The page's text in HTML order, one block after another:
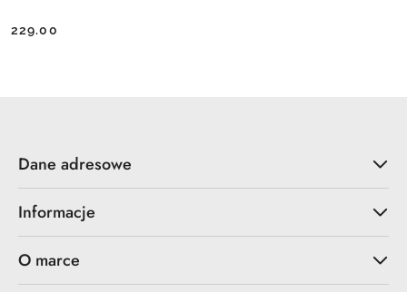
Cena:
229.00
Dane adresowe
Informacje
O marce